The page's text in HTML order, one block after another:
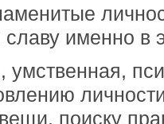
именно в
умственная,
поиску